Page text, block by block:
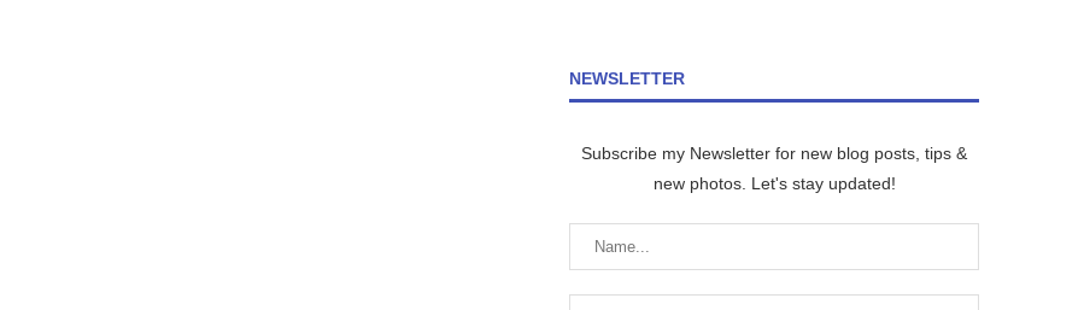
NEWSLETTER
Subscribe my Newsletter for new blog posts, tips &
new photos. Let's stay updated!